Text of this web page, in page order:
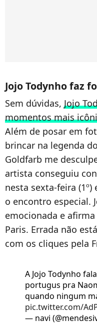
Jojo Todynho faz
Sem dúvidas, Jojo
momentos mais
Além de posar em
brincar na legenda
Goldfarb me
artista conseguiu
nesta sexta-feira
o encontro especial.
emocionada e
Paris. Errada não
com os cliques pela
A Jojo Todynho
portugus pra
quando ningum
pic.twitter.com/
— navi